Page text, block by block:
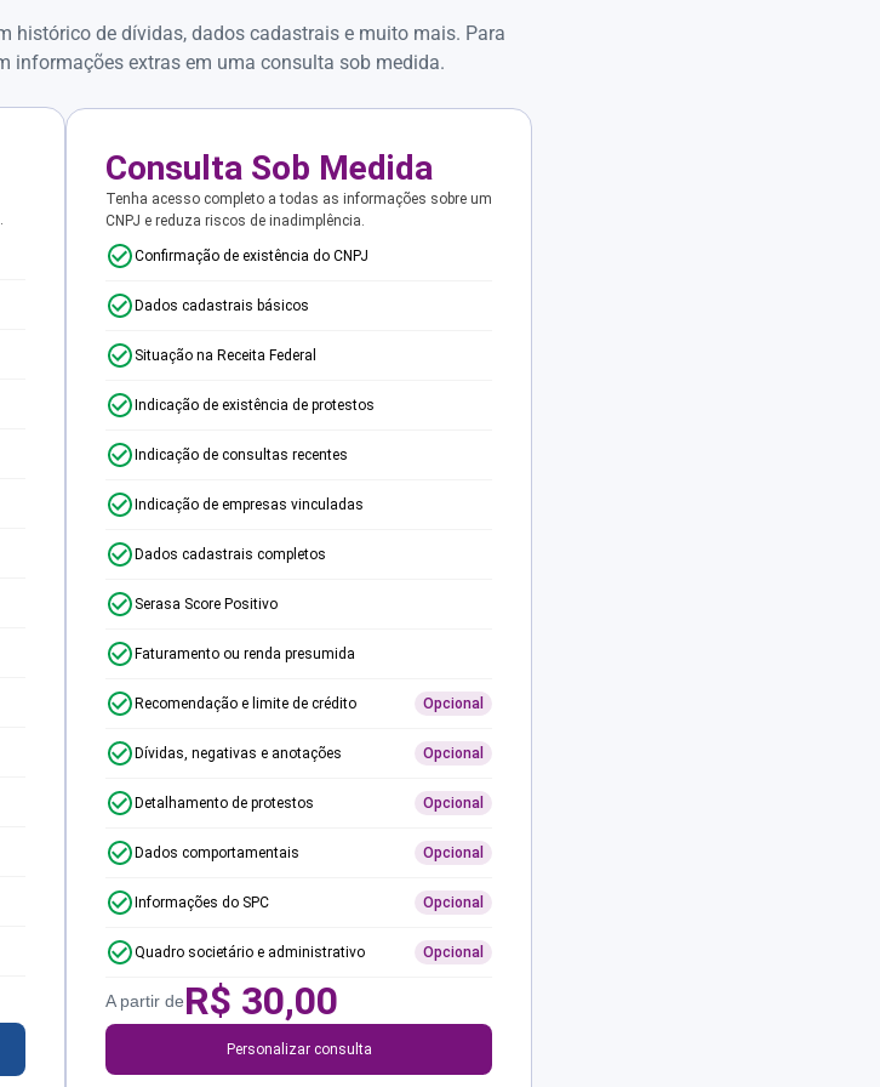
histórico de dívidas, dados cadastrais e muito mais. Para
informações extras em uma consulta sob medida.
Consulta Sob Medida
Tenha acesso completo a todas as informações sobre um
CNPJ e reduza riscos de inadimplência.
Confirmação de existência do CNPJ
Dados cadastrais básicos
Situação na Receita Federal
Indicação de existência de protestos
Indicação de consultas recentes
Indicação de empresas vinculadas
Dados cadastrais completos
Serasa Score Positivo
Faturamento ou renda presumida
Recomendação e limite de crédito Opcional
Dívidas, negativas e anotações Opcional
Detalhamento de protestos Opcional
Dados comportamentais Opcional
Informações do SPC Opcional
Quadro societário e administrativo Opcional
A partir deR$ 30,00
Personalizar consulta